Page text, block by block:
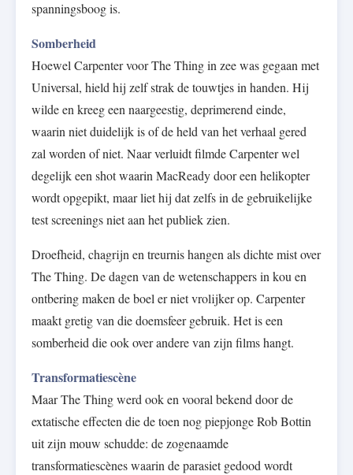
spanningsboog is.
Somberheid
Hoewel Carpenter voor The Thing in zee was gegaan met
Universal, hield hij zelf strak de touwtjes in handen. Hij
wilde en kreeg een naargeestig, deprimerend einde,
waarin niet duidelijk is of de held van het verhaal gered
zal worden of niet. Naar verluidt filmde Carpenter wel
degelijk een shot waarin MacReady door een helikopter
wordt opgepikt, maar liet hij dat zelfs in de gebruikelijke
test screenings niet aan het publiek zien.
Droefheid, chagrijn en treurnis hangen als dichte mist over
The Thing. De dagen van de wetenschappers in kou en
ontbering maken de boel er niet vrolijker op. Carpenter
maakt gretig van die doemsfeer gebruik. Het is een
somberheid die ook over andere van zijn films hangt.
Transformatiescène
Maar The Thing werd ook en vooral bekend door de
extatische effecten die de toen nog piepjonge Rob Bottin
uit zijn mouw schudde: de zogenaamde
transformatiescènes waarin de parasiet gedood wordt